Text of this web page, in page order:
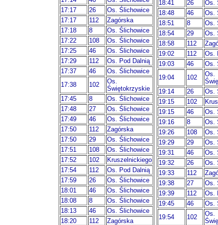
17:17
26
Os. Ślichowice
17:17
112
Zagórska
17:18
8
Os. Ślichowice
17:22
108
Os. Ślichowice
17:25
46
Os. Ślichowice
17:29
112
Os. Pod Dalnią
17:37
46
Os. Ślichowice
17:38
102
Os.
Świętokrzyskie
17:45
8
Os. Ślichowice
17:48
27
Os. Ślichowice
17:49
46
Os. Ślichowice
17:50
112
Zagórska
17:50
29
Os. Ślichowice
17:51
108
Os. Ślichowice
17:52
102
Kruszelnickiego
17:54
112
Os. Pod Dalnią
17:59
26
Os. Ślichowice
18:01
46
Os. Ślichowice
18:08
8
Os. Ślichowice
18:13
46
Os. Ślichowice
18:20
112
Zagórska
18:41
26
Os.
18:48
46
Os.
18:51
8
Os.
18:54
29
Os.
18:58
112
19:02
112
Os.
19:03
46
Os.
19:04
102
Os.
19:14
26
Os.
19:15
102
19:15
46
Os.
19:16
8
Os.
19:26
108
Os.
19:29
29
Os.
19:31
46
Os.
19:32
26
Os.
19:33
112
19:38
27
Os.
19:39
112
Os.
19:45
46
Os.
19:54
102
Os.